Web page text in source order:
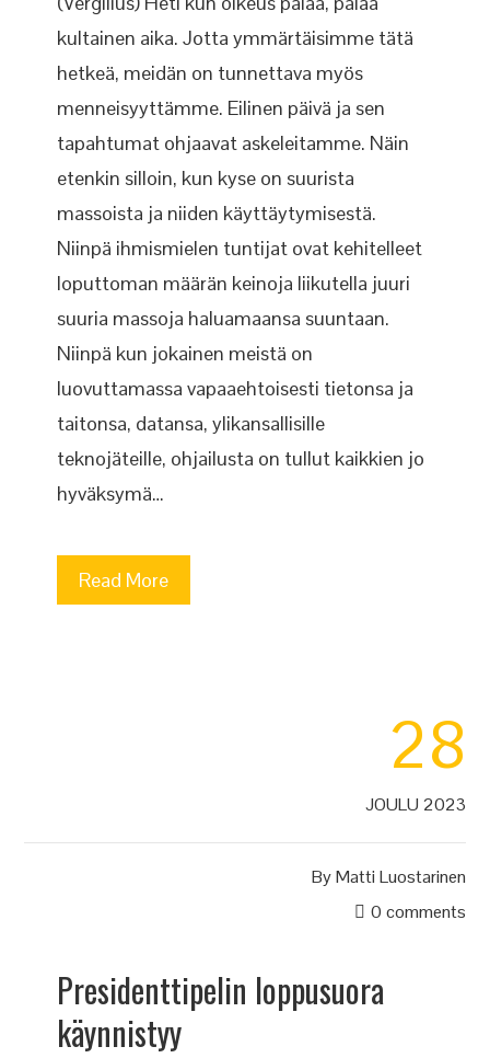
kultainen aika. Jotta ymmärtäisimme tätä
hetkeä, meidän on tunnettava myös
menneisyyttämme. Eilinen päivä ja sen
tapahtumat ohjaavat askeleitamme. Näin
etenkin silloin, kun kyse on suurista
massoista ja niiden käyttäytymisestä.
Niinpä ihmismielen tuntijat ovat kehitelleet
loputtoman määrän keinoja liikutella juuri
suuria massoja haluamaansa suuntaan.
Niinpä kun jokainen meistä on
luovuttamassa vapaaehtoisesti tietonsa ja
taitonsa, datansa, ylikansallisille
teknojäteille, ohjailusta on tullut kaikkien jo
hyväksymä…
Read More
28
JOULU 2023
ByMatti Luostarinen
0 comments
Presidenttipelin loppusuora
käynnistyy